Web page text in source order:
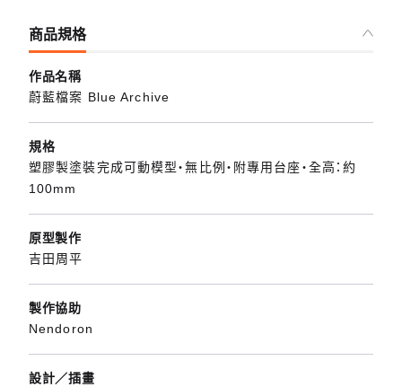
商品規格
作品名稱
蔚藍檔案 Blue Archive
規格
塑膠製塗裝完成可動模型・無比例・附專用台座・全高：約
100mm
原型製作
吉田周平
製作協助
Nendoron
設計／插畫